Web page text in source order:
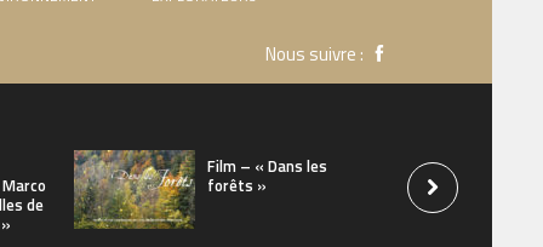
Nous suivre :
de
Film – « Dans les
forêts »